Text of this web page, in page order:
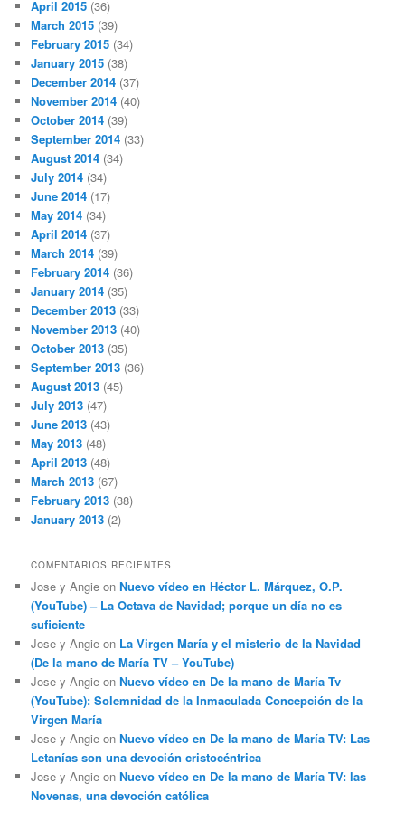
April 2015 (36)
March 2015 (39)
February 2015 (34)
January 2015 (38)
December 2014 (37)
November 2014 (40)
October 2014 (39)
September 2014 (33)
August 2014 (34)
July 2014 (34)
June 2014 (17)
May 2014 (34)
April 2014 (37)
March 2014 (39)
February 2014 (36)
January 2014 (35)
December 2013 (33)
November 2013 (40)
October 2013 (35)
September 2013 (36)
August 2013 (45)
July 2013 (47)
June 2013 (43)
May 2013 (48)
April 2013 (48)
March 2013 (67)
February 2013 (38)
January 2013 (2)
COMENTARIOS RECIENTES
Jose y Angie onNuevo vídeo en Héctor L. Márquez, O.P.
(YouTube) – La Octava de Navidad; porque un día no es
suficiente
Jose y Angie on La Virgen María y el misterio de la Navidad
(De la mano de María TV – YouTube)
Jose y Angie onNuevo vídeo en De la mano de María Tv
(YouTube): Solemnidad de la Inmaculada Concepción de la
Virgen María
Jose y Angie onNuevo vídeo en De la mano de María TV: Las
Letanías son una devoción cristocéntrica
Jose y Angie onNuevo vídeo en De la mano de María TV: las
Novenas, una devoción católica